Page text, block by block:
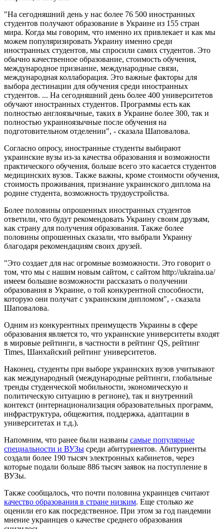
"На сегодняшний день у нас более 76 500 иностранных
студентов получают образование в Украине из 155 стран
мира. Когда мы говорим, что именно их привлекает и как мы
можем популяризировать Украину именно среди
иностранных студентов, мы спросили самих студентов. Это
обычно качественное образование, стоимость обучения,
международное признание, международные связи,
международная коллаборация. Это важные факторы для
выбора дестинации для обучения среди иностранных
студентов. ... На сегодняшний день более 400 университетов
обучают иностранных студентов. Программы есть как
полностью англоязычные, таких в Украине более 300, так и
полностью украиноязычные после обучения на
подготовительном отделении", - сказала Шаповалова.
Согласно опросу, иностранные студенты выбирают
украинские вузы из-за качества образования и возможности
практического обучения, больше всего это касается студентов
медицинских вузов. Также важны, кроме стоимости обучения,
стоимость проживания, признание украинского диплома на
родине студента, возможность трудоустройства.
Более половины опрошенных иностранных студентов
ответили, что будут рекомендовать Украину своим друзьям,
как страну для получения образования. Также более
половины опрошенных сказали, что выбрали Украину
благодаря рекомендациям своих друзей.
"Это создает для нас огромные возможности. Это говорит о
том, что мы с нашим новым сайтом, с сайтом http://ukraina.ua/
имеем большие возможности рассказать о получении
образования в Украине, о той конкурентной способности,
которую они получат с украинским дипломом", - сказала
Шаповалова.
Одним из конкурентных преимуществ Украины в сфере
образования является то, что украинские университеты входят
в мировые рейтинги, в частности в рейтинг QS, рейтинг
Times, Шанхайский рейтинг университетов.
Наконец, студенты при выборе украинских вузов учитывают
как международный (международные рейтинги, глобальные
тренды студенческой мобильности, экономическую и
политическую ситуацию в регионе), так и внутренний
контекст (интернационализация образовательных программ,
инфраструктура, общежития, поддержка, адаптации в
университетах и ​​т.д.).
Напомним, что ранее были названы самые популярные
специальности и ВУЗы среди абитуриентов. Абитуриенты
создали более 190 тысяч электронных кабинетов, через
которые подали больше 886 тысяч заявок на поступление в
ВУЗы.
Также сообщалось, что почти половина украинцев считают
качество образования в стране низким. Еще столько же
оценили его как посредственное. При этом за год пандемии
мнение украинцев о качестве среднего образования